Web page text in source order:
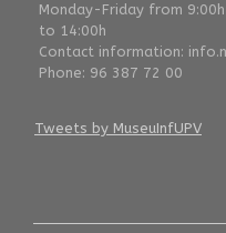
Monday-Friday from
to 14:00h
Contact information:
Phone: 96 387 72 00
Tweets by MuseuInfUPV